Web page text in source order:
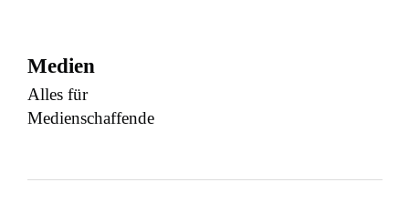
Medien
Alles für
Medienschaffende